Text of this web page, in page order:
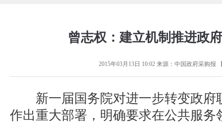
曾志权：建立机制推进政
2015年03月13日 10:02来源： 中国政府采购报
新一届国务院对进一步转变政府
作出重大部署，明确要求在公共服务